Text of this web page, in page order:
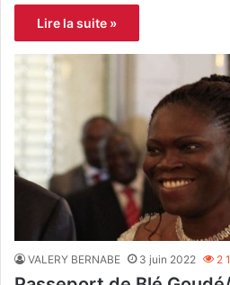
Lire la suite »
VALERY BERNABE 3 juin 2022 2